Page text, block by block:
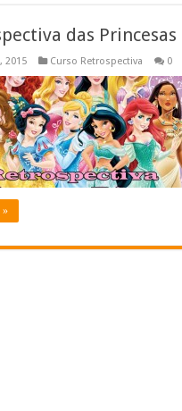
das Princesas
2015 Curso Retrospectiva 0
»